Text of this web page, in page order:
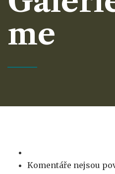
me
Komentáře nejsou